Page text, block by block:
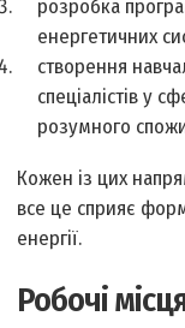
розробка
енергетичних
створення
спеціалістів у
розумного
Кожен із цих
все це сприяє
енергії.
Робочі